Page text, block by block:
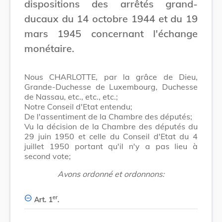
dispositions des arrêtés grand-
ducaux du 14 octobre 1944 et du 19
mars 1945 concernant l'échange
monétaire.
Nous CHARLOTTE, par la grâce de Dieu,
Grande-Duchesse de Luxembourg, Duchesse
de Nassau, etc., etc., etc.;
Notre Conseil d'Etat entendu;
De l'assentiment de la Chambre des députés;
Vu la décision de la Chambre des députés du
29 juin 1950 et celle du Conseil d'Etat du 4
juillet 1950 portant qu'il n'y a pas lieu à
second vote;
Avons ordonné et ordonnons:
Art. 1er.